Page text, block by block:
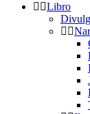
Libro